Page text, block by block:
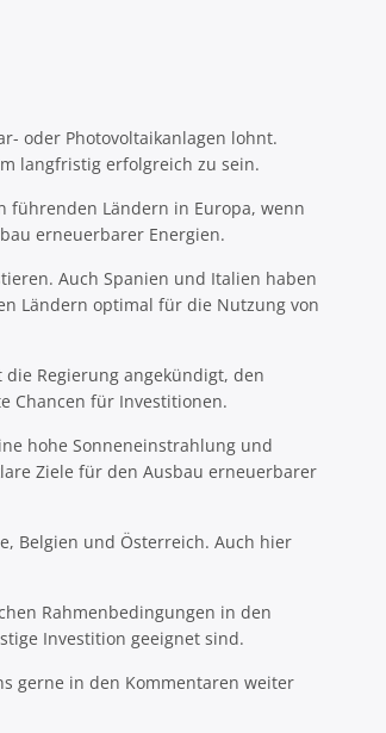
oder Photovoltaikanlagen lohnt.
langfristig erfolgreich zu sein.
führenden Ländern in Europa, wenn
erneuerbarer Energien.
Auch Spanien und Italien haben
Ländern optimal für die Nutzung von
Regierung angekündigt, den
Chancen für Investitionen.
hohe Sonneneinstrahlung und
Ziele für den Ausbau erneuerbarer
Belgien und Österreich. Auch hier
Rahmenbedingungen in den
Investition geeignet sind.
gerne in den Kommentaren weiter